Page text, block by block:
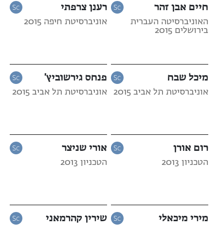
חיים אבן זהר
האוניברסיטה העברית
בירושלים 2015
רענן צרפתי
אוניברסיטת חיפה 2015
מיכל שבח
אוניברסיטת תל אביב 2015
פנחס גירשוביץ'
אוניברסיטת תל אביב 2015
רום אורן
הטכניון 2013
אורי שניצר
הטכניון 2013
מירי מיכאלי שירין קהרמאני